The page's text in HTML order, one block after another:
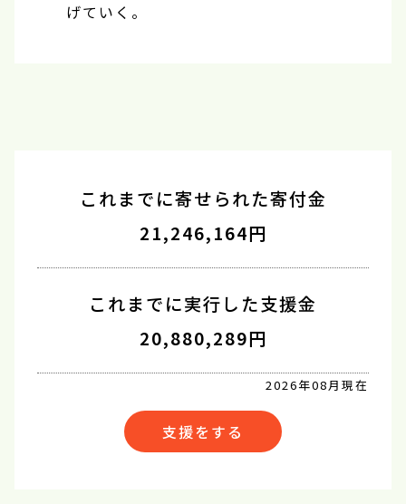
げていく。
これまでに寄せられた寄付金
21,246,164円
これまでに実行した支援金
20,880,289円
2026年08月現在
支援をする